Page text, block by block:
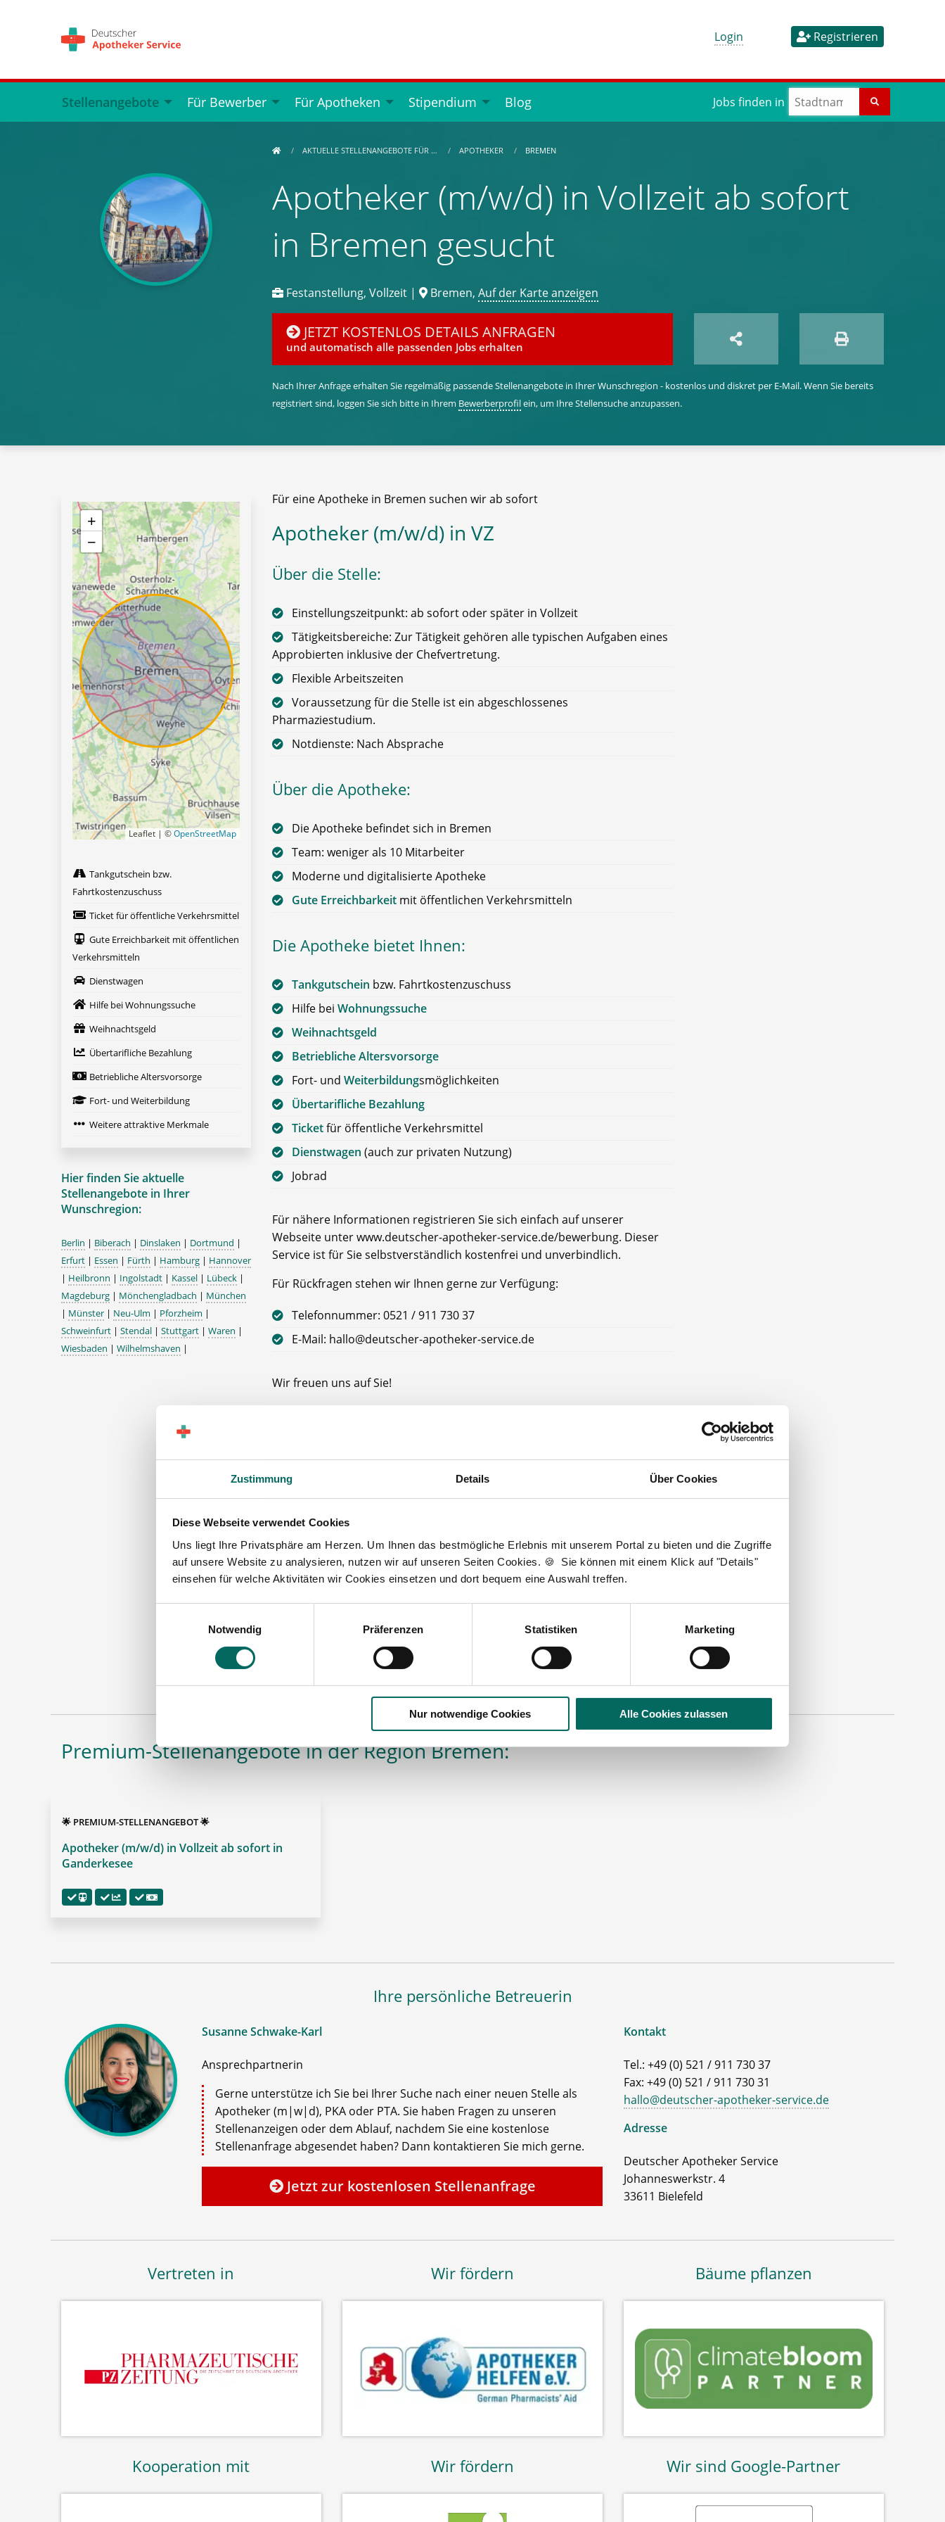
Zustimmung Details Über Cookies
Diese Webseite verwendet Cookies
Uns liegt Ihre Privatsphäre am Herzen. Um Ihnen das bestmögliche Erlebnis mit unserem Portal zu bieten und die Zugriffe
auf unsere Website zu analysieren, nutzen wir auf unseren Seiten Cookies. 🍪 Sie können mit einem Klick auf "Details"
einsehen für welche Aktivitäten wir Cookies einsetzen und dort bequem eine Auswahl treffen.
Notwendig
Präferenzen Statistiken Marketing
Nur notwendige Cookies Alle Cookies zulassen
Login Registrieren
Stellenangebote Für Bewerber Für Apotheken Stipendium Blog Jobs finden in
AKTUELLE STELLENANGEBOTE FÜR … APOTHEKER BREMEN
Apotheker (m/w/d) in Vollzeit ab sofort
in Bremen gesucht
Festanstellung, Vollzeit | Bremen, Auf der Karte anzeigen
JETZT KOSTENLOS DETAILS ANFRAGEN
und automatisch alle passenden Jobs erhalten
Nach Ihrer Anfrage erhalten Sie regelmäßig passende Stellenangebote in Ihrer Wunschregion - kostenlos und diskret per E-Mail. Wenn Sie bereits
registriert sind, loggen Sie sich bitte in Ihrem Bewerberprofilein, um Ihre Stellensuche anzupassen.
Für eine Apotheke in Bremen suchen wir ab sofort
Apotheker (m/w/d) in VZ
Über die Stelle:
Einstellungszeitpunkt: ab sofort oder später in Vollzeit
Tätigkeitsbereiche: Zur Tätigkeit gehören alle typischen Aufgaben eines
Approbierten inklusive der Chefvertretung.
Flexible Arbeitszeiten
Voraussetzung für die Stelle ist ein abgeschlossenes
Pharmaziestudium.
Notdienste: Nach Absprache
Über die Apotheke:
Die Apotheke befindet sich in Bremen
Team: weniger als 10 Mitarbeiter
Moderne und digitalisierte Apotheke
Gute Erreichbarkeit mit öffentlichen Verkehrsmitteln
Die Apotheke bietet Ihnen:
Tankgutschein bzw. Fahrtkostenzuschuss
Hilfe bei Wohnungssuche
Weihnachtsgeld
Betriebliche Altersvorsorge
Fort- und Weiterbildungsmöglichkeiten
Übertarifliche Bezahlung
Ticketfür öffentliche Verkehrsmittel
Dienstwagen (auch zur privaten Nutzung)
Jobrad
Für nähere Informationen registrieren Sie sich einfach auf unserer
Webseite unter www.deutscher-apotheker-service.de/bewerbung. Dieser
Service ist für Sie selbstverständlich kostenfrei und unverbindlich.
Für Rückfragen stehen wir Ihnen gerne zur Verfügung:
Telefonnummer: 0521 / 911 730 37
E-Mail: hallo@deutscher-apotheker-service.de
Wir freuen uns auf Sie!
28757 Bremen
Momentan interessieren sich 4 Besucherfür Stellenangebote als Apotheker
Maschinenlesbare Version:Stellenangebot als Markdown (CC BY 4.0)
+
−
Leaflet | ©OpenStreetMap
Tankgutschein bzw.
Fahrtkostenzuschuss
Ticket für öffentliche Verkehrsmittel
Gute Erreichbarkeit mit öffentlichen
Verkehrsmitteln
Dienstwagen
Hilfe bei Wohnungssuche
Weihnachtsgeld
Übertarifliche Bezahlung
Betriebliche Altersvorsorge
Fort- und Weiterbildung
Weitere attraktive Merkmale
Hier finden Sie aktuelle
Stellenangebote in Ihrer
Wunschregion:
Berlin | Biberach | Dinslaken | Dortmund |
Erfurt | Essen | Fürth | Hamburg | Hannover
| Heilbronn | Ingolstadt | Kassel | Lübeck |
Magdeburg | Mönchengladbach | München
| Münster | Neu-Ulm | Pforzheim |
Schweinfurt | Stendal | Stuttgart | Waren |
Wiesbaden | Wilhelmshaven |
Premium-Stellenangebote in der Region Bremen:
🌟 PREMIUM-STELLENANGEBOT 🌟
Apotheker (m/w/d) in Vollzeit ab sofort in
Ganderkesee
Ihre persönliche Betreuerin
Susanne Schwake-Karl
Ansprechpartnerin
Gerne unterstütze ich Sie bei Ihrer Suche nach einer neuen Stelle als
Apotheker (m|w|d), PKA oder PTA. Sie haben Fragen zu unseren
Stellenanzeigen oder dem Ablauf, nachdem Sie eine kostenlose
Stellenanfrage abgesendet haben? Dann kontaktieren Sie mich gerne.
Jetzt zur kostenlosen Stellenanfrage
Kontakt
Tel.: +49 (0) 521 / 911 730 37
Fax: +49 (0) 521 / 911 730 31
hallo@deutscher-apotheker-service.de
Adresse
Deutscher Apotheker Service
Johanneswerkstr. 4
33611 Bielefeld
Vertreten in Wir fördern Bäume pflanzen
Kooperation mit Wir fördern Wir sind Google-Partner